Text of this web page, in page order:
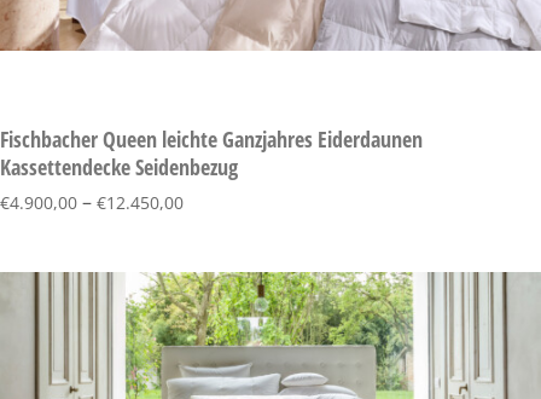
Fischbacher Queen leichte Ganzjahres Eiderdaunen
Kassettendecke Seidenbezug
€4.900,00 – €12.450,00